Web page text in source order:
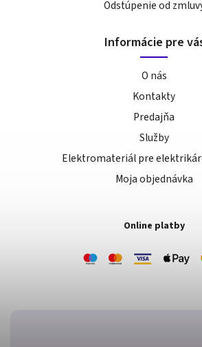
Odstúpenie od
Informácie pre
O nás
Kontakty
Predajňa
Služby
Elektromateriál pre
Moja objednávka
Online platby